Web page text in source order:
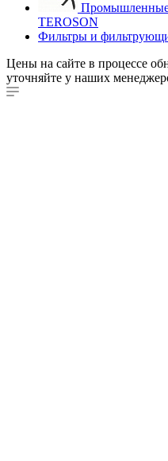
Промышленные
TEROSON
Фильтры и
Цены на сайте в процессе
уточняйте у наших